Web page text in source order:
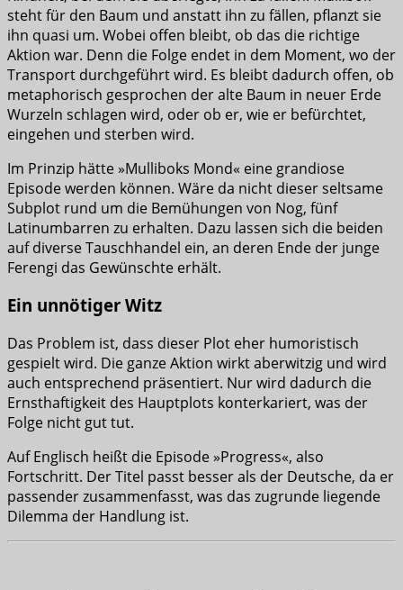
steht für den Baum und anstatt ihn zu fällen, pflanzt sie
ihn quasi um. Wobei offen bleibt, ob das die richtige
Aktion war. Denn die Folge endet in dem Moment, wo der
Transport durchgeführt wird. Es bleibt dadurch offen, ob
metaphorisch gesprochen der alte Baum in neuer Erde
Wurzeln schlagen wird, oder ob er, wie er befürchtet,
eingehen und sterben wird.
Im Prinzip hätte »Mulliboks Mond« eine grandiose
Episode werden können. Wäre da nicht dieser seltsame
Subplot rund um die Bemühungen von Nog, fünf
Latinumbarren zu erhalten. Dazu lassen sich die beiden
auf diverse Tauschhandel ein, an deren Ende der junge
Ferengi das Gewünschte erhält.
Ein unnötiger Witz
Das Problem ist, dass dieser Plot eher humoristisch
gespielt wird. Die ganze Aktion wirkt aberwitzig und wird
auch entsprechend präsentiert. Nur wird dadurch die
Ernsthaftigkeit des Hauptplots konterkariert, was der
Folge nicht gut tut.
Auf Englisch heißt die Episode »Progress«, also
Fortschritt. Der Titel passt besser als der Deutsche, da er
passender zusammenfasst, was das zugrunde liegende
Dilemma der Handlung ist.